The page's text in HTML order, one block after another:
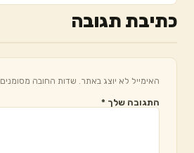
כתיבת תגובה
האימייל לא יוצג באתר. שדות החובה מסומנים
התגובה שלך *